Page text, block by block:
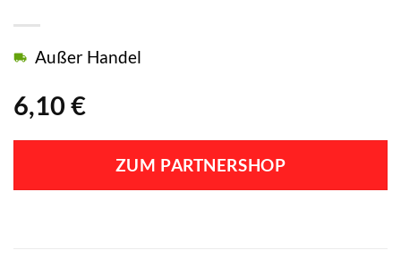
6,10 €
Außer Handel
ZUM PARTNERSHOP